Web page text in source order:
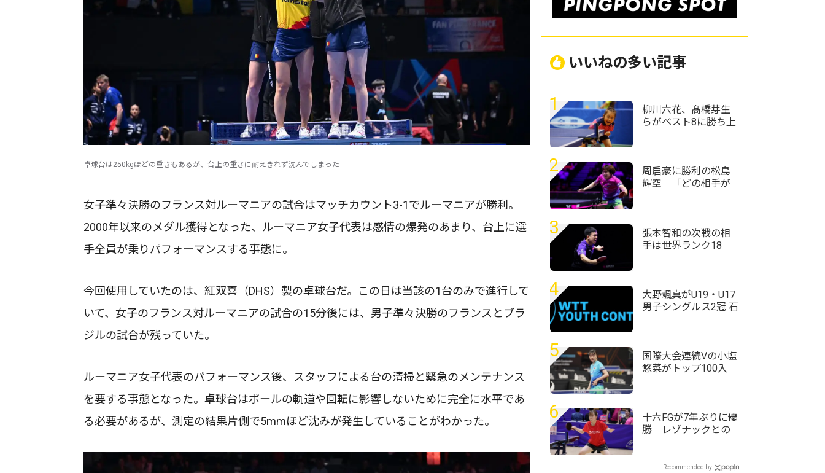
卓球台は250kgほどの重さもあるが、台上の重さに耐えきれず沈んでしまった
女子準々決勝のフランス対ルーマニアの試合はマッチカウント3-1でルーマニアが勝利。
2000年以来のメダル獲得となった、ルーマニア女子代表は感情の爆発のあまり、台上に選
手全員が乗りパフォーマンスする事態に。
今回使用していたのは、紅双喜（DHS）製の卓球台だ。この日は当該の1台のみで進行して
いて、女子のフランス対ルーマニアの試合の15分後には、男子準々決勝のフランスとブラ
ジルの試合が残っていた。
ルーマニア女子代表のパフォーマンス後、スタッフによる台の清掃と緊急のメンテナンス
を要する事態となった。卓球台はボールの軌道や回転に影響しないために完全に水平であ
る必要があるが、測定の結果片側で5mmほど沈みが発生していることがわかった。
いいねの多い記事
1
柳川六花、髙橋芽生
らがベスト8に勝ち上
2
周启豪に勝利の松島
輝空 「どの相手が
ピオンズ横浜2026＞
3
張本智和の次戦の相
手は世界ランク18
WTTチャンピオンズ
横浜2026＞
4
大野颯真がU19・U17
男子シングルス2冠 石
ンダー・アルマトイ
2026
5
国際大会連続Vの小塩
悠菜がトップ100入
ランキング（2026年
第32週）
6
十六FGが7年ぶりに優
勝 レゾナックとの
選手権大会＞
Recommended by